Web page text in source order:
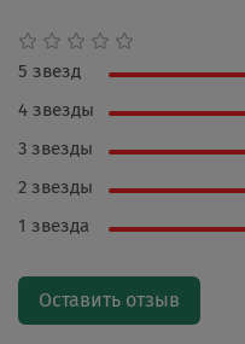
5 звезд
4 звезды
3 звезды
2 звезды
1 звезда
Оставить отзыв